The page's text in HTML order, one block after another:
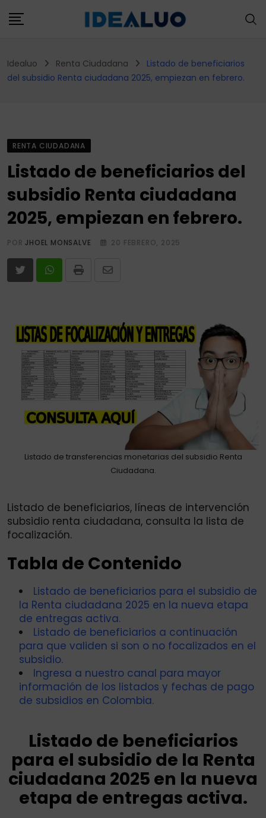
to
Idealuo Renta Ciudadana
Listado de beneficiarios
del subsidio Renta ciudadana 2025, empiezan en febrero.
RENTA CIUDADANA
Listado de beneficiarios del
subsidio Renta ciudadana
2025, empiezan en febrero.
PORJHOEL MONSALVE 20 FEBRERO, 2025
Print
Share
Listado de transferencias monetarias del subsidio Renta
Ciudadana.
Listado de beneficiarios, líneas de intervención
subsidio renta ciudadana, consulta la lista de
focalización.
Tabla de Contenido
Listado de beneficiarios para el subsidio de
la Renta ciudadana 2025 en la nueva etapa
de entregas activa.
Listado de beneficiarios a continuación
para que validen si son o no focalizados en el
subsidio.
Ingresa a nuestro canal para mayor
información de los listados y fechas de pago
de subsidios en Colombia.
Listado de beneficiarios
para el subsidio de la Renta
ciudadana 2025 en la nueva
etapa de entregas activa.